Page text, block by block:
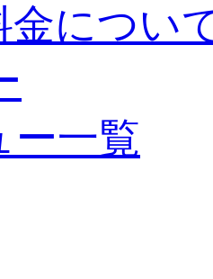
金につい
ー一覧